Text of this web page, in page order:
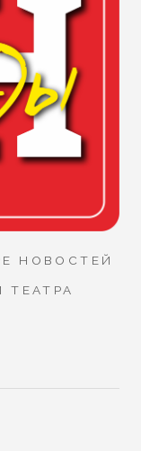
НОВОСТЕЙ